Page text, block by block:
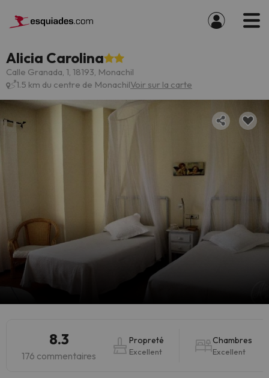
Alicia Carolina
Calle Granada, 1, 18193, Monachil
1.5 km du centre de MonachilVoir sur la carte
8.3
176 commentaires
Propreté
Excellent
Chambres
Excellent